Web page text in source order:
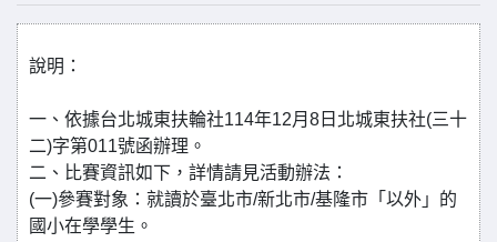
說明：
一、依據台北城東扶輪社114年12月8日北城東扶社(三十
二)字第011號函辦理。
二、比賽資訊如下，詳情請見活動辦法：
(一)參賽對象：就讀於臺北市/新北市/基隆市「以外」的
國小在學學生。